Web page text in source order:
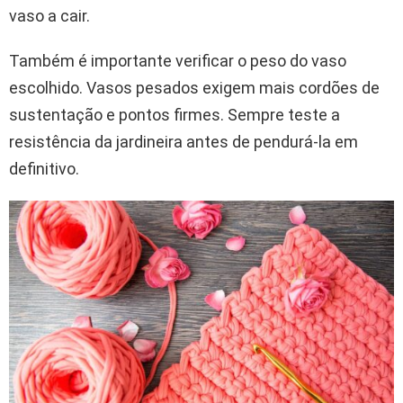
vaso a cair.
Também é importante verificar o peso do vaso
escolhido. Vasos pesados exigem mais cordões de
sustentação e pontos firmes. Sempre teste a
resistência da jardineira antes de pendurá-la em
definitivo.